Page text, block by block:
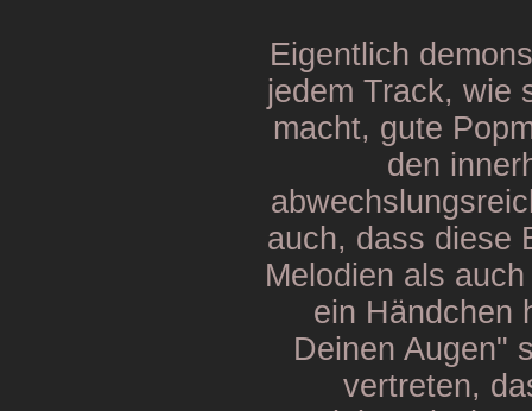
Eigentlich
jedem Track, wie
macht, gute
den
auch, dass diese
Melodien als
ein Händchen
Deinen Augen"
vertreten,